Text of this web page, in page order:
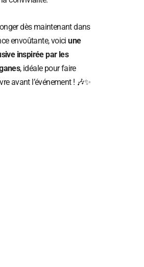
dès maintenant dans
envoûtante, voiciune
inspirée par les
, idéale pour faire
avant l’événement ! 🎶✨